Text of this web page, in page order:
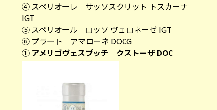
④ スペリオーレ サッソスクリット トスカーナ
IGT
⑤ スペリオール ロッソ ヴェロネーゼ IGT
⑥ プラート アマローネ DOCG
① アメリゴヴェスプッチ クストーザ DOC